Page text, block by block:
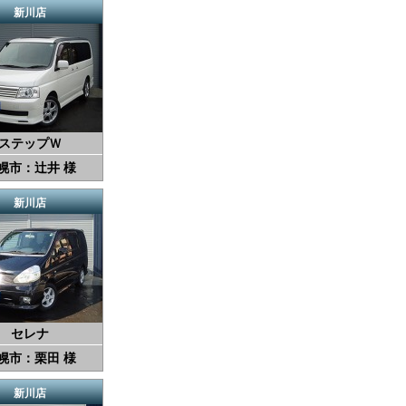
新川店
テップＷ
市：辻井 様
新川店
セレナ
市：栗田 様
新川店